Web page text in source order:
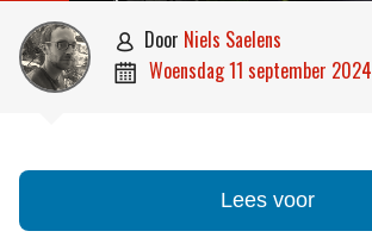
 door Niels Saelens
 woensdag 11 september 2024
Lees voor